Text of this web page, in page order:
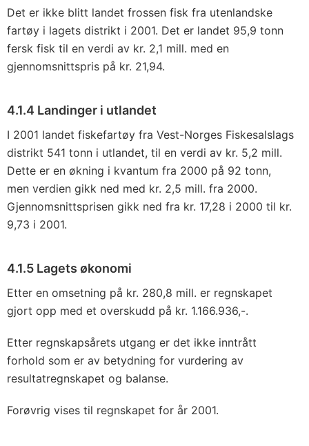
Det er ikke blitt landet frossen fisk fra utenlandske
fartøy i lagets distrikt i 2001. Det er landet 95,9 tonn
fersk fisk til en verdi av kr. 2,1 mill. med en
gjennomsnittspris på kr. 21,94.
4.1.4 Landinger i utlandet
I 2001 landet fiskefartøy fra Vest-Norges Fiskesalslags
distrikt 541 tonn i utlandet, til en verdi av kr. 5,2 mill.
Dette er en økning i kvantum fra 2000 på 92 tonn,
men verdien gikk ned med kr. 2,5 mill. fra 2000.
Gjennomsnittsprisen gikk ned fra kr. 17,28 i 2000 til kr.
9,73 i 2001.
4.1.5 Lagets økonomi
Etter en omsetning på kr. 280,8 mill. er regnskapet
gjort opp med et overskudd på kr. 1.166.936,-.
Etter regnskapsårets utgang er det ikke inntrått
forhold som er av betydning for vurdering av
resultatregnskapet og balanse.
Forøvrig vises til regnskapet for år 2001.